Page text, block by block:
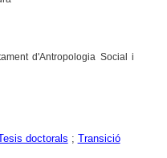
d'Antropologia Social i
doctorals ; Transició